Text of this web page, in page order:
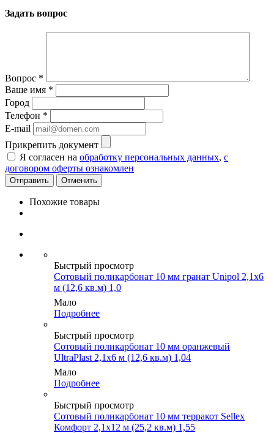
Задать вопрос
Вопрос *
Ваше имя *
Город
Телефон *
E-mail
Прикрепить документ
Я согласен на обработку персональных данных, с
договором оферты ознакомлен
Отменить
Похожие товары
Быстрый просмотр
Сотовый поликарбонат 10 мм гранат Unipol 2,1х6
м (12,6 кв.м) 1,0
Мало
Подробнее
Быстрый просмотр
Сотовый поликарбонат 10 мм оранжевый
UltraPlast 2,1х6 м (12,6 кв.м) 1,04
Мало
Подробнее
Быстрый просмотр
Сотовый поликарбонат 10 мм терракот Sellex
Комфорт 2,1х12 м (25,2 кв.м) 1,55